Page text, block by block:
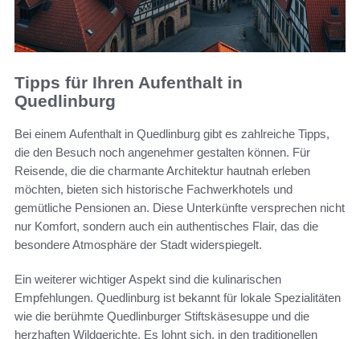
Tipps für Ihren Aufenthalt in
Quedlinburg
Bei einem Aufenthalt in Quedlinburg gibt es zahlreiche Tipps,
die den Besuch noch angenehmer gestalten können. Für
Reisende, die die charmante Architektur hautnah erleben
möchten, bieten sich historische Fachwerkhotels und
gemütliche Pensionen an. Diese Unterkünfte versprechen nicht
nur Komfort, sondern auch ein authentisches Flair, das die
besondere Atmosphäre der Stadt widerspiegelt.
Ein weiterer wichtiger Aspekt sind die kulinarischen
Empfehlungen. Quedlinburg ist bekannt für lokale Spezialitäten
wie die berühmte Quedlinburger Stiftskäsesuppe und die
herzhaften Wildgerichte. Es lohnt sich, in den traditionellen